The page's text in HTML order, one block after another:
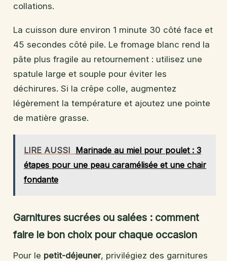
collations.
La cuisson dure environ 1 minute 30 côté face et
45 secondes côté pile. Le fromage blanc rend la
pâte plus fragile au retournement : utilisez une
spatule large et souple pour éviter les
déchirures. Si la crêpe colle, augmentez
légèrement la température et ajoutez une pointe
de matière grasse.
LIRE AUSSI Marinade au miel pour poulet : 3
étapes pour une peau caramélisée et une chair
fondante
Garnitures sucrées ou salées : comment
faire le bon choix pour chaque occasion
Pour le petit-déjeuner, privilégiez des garnitures